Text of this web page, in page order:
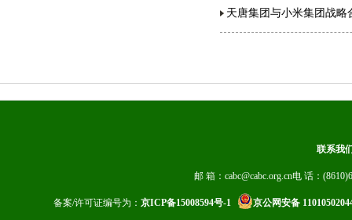
天唐集团与小米集团战
联系我
邮 箱：cabc@cabc.org.cn电 话：
备案/许可证编号为： 京ICP备15008594号-1 京公网安备